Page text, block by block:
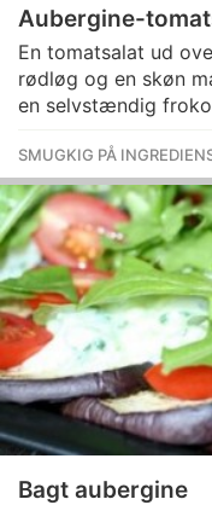
Aubergine-
En tomatsalat ud
rødløg og en skøn
en selvstændig
SMUGKIG PÅ
Bagt aubergine